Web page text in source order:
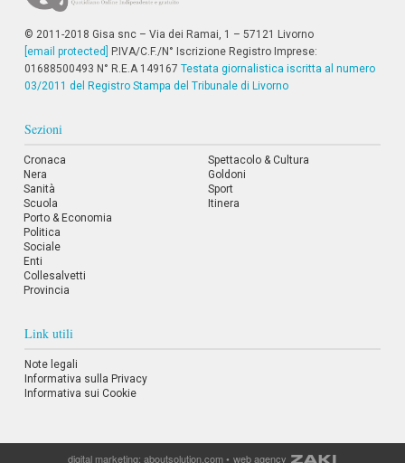
V
a
i
i
o
d
o
© 2011-2018 Gisa snc – Via dei Ramai, 1 – 57121 Livorno
[email protected]
P.IVA/C.F./N° Iscrizione Registro Imprese:
01688500493 N° R.E.A 149167 Testata giornalistica iscritta al numero
03/2011 del Registro Stampa del Tribunale di Livorno
Sezioni
Cronaca
Nera
Sanità
Scuola
Porto & Economia
Politica
Sociale
Enti
Collesalvetti
Provincia
Spettacolo & Cultura
Goldoni
Sport
Itinera
Link utili
Note legali
Informativa sulla Privacy
Informativa sui Cookie
digital marketing:aboutsolution.com•web agency